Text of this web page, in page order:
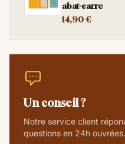
abat-carre
14,90 €
Un conseil ?
Notre service client
questions en 24h ouvrées.